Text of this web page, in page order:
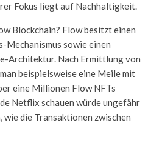
Fokus liegt auf Nachhaltigkeit.
Blockchain? Flow besitzt einen
sowie einen
Architektur. Nach Ermittlung von
beispielsweise eine Meile mit
eine Millionen Flow NFTs
Netflix schauen würde ungefähr
wie die Transaktionen zwischen